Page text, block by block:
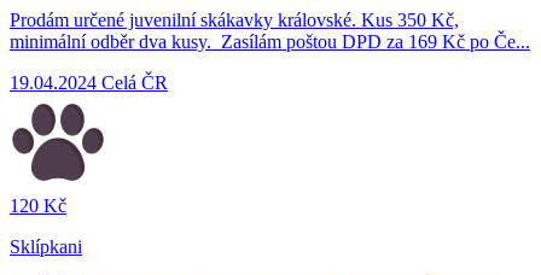
Prodám určené juvenilní skákavky královské. Kus 350 Kč,
minimální odběr dva kusy. Zasílám poštou DPD za 169 Kč po Če...
19.04.2024 Celá ČR
120 Kč
Sklípkani